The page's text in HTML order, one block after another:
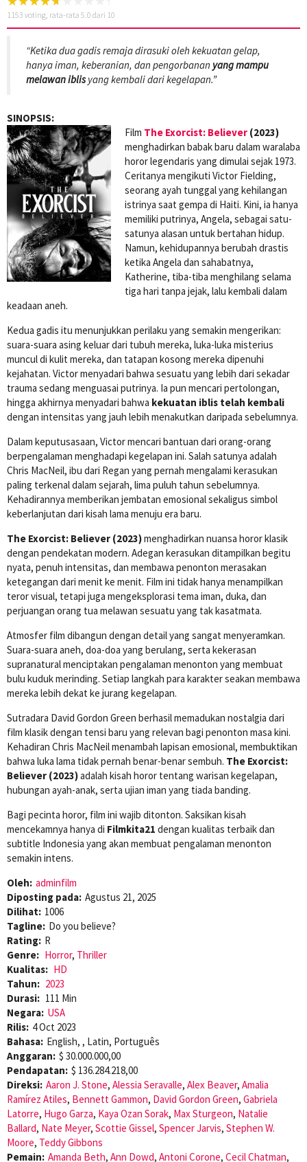
1153 voting, rata-rata 5.0 dari 10
“Ketika dua gadis remaja dirasuki oleh kekuatan gelap,
hanya iman, keberanian, dan pengorbanan yang mampu
melawan iblisyang kembali dari kegelapan.”
SINOPSIS:
Film The Exorcist: Believer (2023)
menghadirkan babak baru dalam waralaba
horor legendaris yang dimulai sejak 1973.
Ceritanya mengikuti Victor Fielding,
seorang ayah tunggal yang kehilangan
istrinya saat gempa di Haiti. Kini, ia hanya
memiliki putrinya, Angela, sebagai satu-
satunya alasan untuk bertahan hidup.
Namun, kehidupannya berubah drastis
ketika Angela dan sahabatnya,
Katherine, tiba-tiba menghilang selama
tiga hari tanpa jejak, lalu kembali dalam
keadaan aneh.
Kedua gadis itu menunjukkan perilaku yang semakin mengerikan:
suara-suara asing keluar dari tubuh mereka, luka-luka misterius
muncul di kulit mereka, dan tatapan kosong mereka dipenuhi
kejahatan. Victor menyadari bahwa sesuatu yang lebih dari sekadar
trauma sedang menguasai putrinya. Ia pun mencari pertolongan,
hingga akhirnya menyadari bahwa kekuatan iblis telah kembali
dengan intensitas yang jauh lebih menakutkan daripada sebelumnya.
Dalam keputusasaan, Victor mencari bantuan dari orang-orang
berpengalaman menghadapi kegelapan ini. Salah satunya adalah
Chris MacNeil, ibu dari Regan yang pernah mengalami kerasukan
paling terkenal dalam sejarah, lima puluh tahun sebelumnya.
Kehadirannya memberikan jembatan emosional sekaligus simbol
keberlanjutan dari kisah lama menuju era baru.
The Exorcist: Believer (2023)menghadirkan nuansa horor klasik
dengan pendekatan modern. Adegan kerasukan ditampilkan begitu
nyata, penuh intensitas, dan membawa penonton merasakan
ketegangan dari menit ke menit. Film ini tidak hanya menampilkan
teror visual, tetapi juga mengeksplorasi tema iman, duka, dan
perjuangan orang tua melawan sesuatu yang tak kasatmata.
Atmosfer film dibangun dengan detail yang sangat menyeramkan.
Suara-suara aneh, doa-doa yang berulang, serta kekerasan
supranatural menciptakan pengalaman menonton yang membuat
bulu kuduk merinding. Setiap langkah para karakter seakan membawa
mereka lebih dekat ke jurang kegelapan.
Sutradara David Gordon Green berhasil memadukan nostalgia dari
film klasik dengan tensi baru yang relevan bagi penonton masa kini.
Kehadiran Chris MacNeil menambah lapisan emosional, membuktikan
bahwa luka lama tidak pernah benar-benar sembuh. The Exorcist:
Believer (2023)adalah kisah horor tentang warisan kegelapan,
hubungan ayah-anak, serta ujian iman yang tiada banding.
Bagi pecinta horor, film ini wajib ditonton. Saksikan kisah
mencekamnya hanya di Filmkita21 dengan kualitas terbaik dan
subtitle Indonesia yang akan membuat pengalaman menonton
semakin intens.
Oleh: adminfilm
Diposting pada: Agustus 21, 2025
Dilihat: 1006
Tagline: Do you believe?
Rating: R
Genre: Horror, Thriller
Kualitas: HD
Tahun: 2023
Durasi: 111 Min
Negara: USA
Rilis: 4 Oct 2023
Bahasa: English, , Latin, Português
Anggaran: $ 30.000.000,00
Pendapatan: $ 136.284.218,00
Direksi: Aaron J. Stone, Alessia Seravalle, Alex Beaver, Amalia
Ramírez Atiles, Bennett Gammon, David Gordon Green, Gabriela
Latorre, Hugo Garza, Kaya Ozan Sorak, Max Sturgeon, Natalie
Ballard, Nate Meyer, Scottie Gissel, Spencer Jarvis, Stephen W.
Moore, Teddy Gibbons
Pemain: Amanda Beth, Ann Dowd, Antoni Corone, Cecil Chatman,